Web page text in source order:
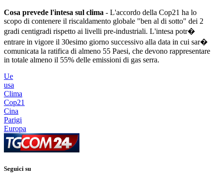
Cosa prevede l'intesa sul clima - L'accordo della Cop21 ha lo
scopo di contenere il riscaldamento globale "ben al di sotto" dei 2
gradi centigradi rispetto ai livelli pre-industriali. L'intesa potr�
entrare in vigore il 30esimo giorno successivo alla data in cui sar�
comunicata la ratifica di almeno 55 Paesi, che devono rappresentare
in totale almeno il 55% delle emissioni di gas serra.
Ue
usa
Clima
Cop21
Cina
Parigi
Europa
Seguici su